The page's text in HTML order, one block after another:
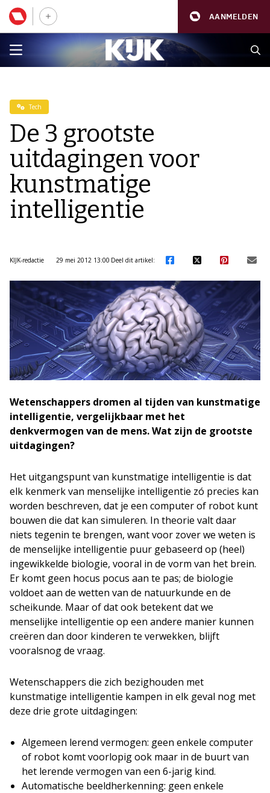
AANMELDEN
Tech
De 3 grootste
uitdagingen voor
kunstmatige
intelligentie
KIJK-redactie 29 mei 2012 13:00 Deel dit artikel:
Wetenschappers dromen al tijden van kunstmatige
intelligentie, vergelijkbaar met het
denkvermogen van de mens. Wat zijn de grootste
uitdagingen?
Het uitgangspunt van kunstmatige intelligentie is dat
elk kenmerk van menselijke intelligentie zó precies kan
worden beschreven, dat je een computer of robot kunt
bouwen die dat kan simuleren. In theorie valt daar
niets tegenin te brengen, want voor zover we weten is
de menselijke intelligentie puur gebaseerd op (heel)
ingewikkelde biologie, vooral in de vorm van het brein.
Er komt geen hocus pocus aan te pas; de biologie
voldoet aan de wetten van de natuurkunde en de
scheikunde. Maar of dat ook betekent dat we
menselijke intelligentie op een andere manier kunnen
creëren dan door kinderen te verwekken, blijft
vooralsnog de vraag.
Wetenschappers die zich bezighouden met
kunstmatige intelligentie kampen in elk geval nog met
deze drie grote uitdagingen:
Algemeen lerend vermogen: geen enkele computer
of robot komt voorlopig ook maar in de buurt van
het lerende vermogen van een 6-jarig kind.
Automatische beeldherkenning: geen enkele